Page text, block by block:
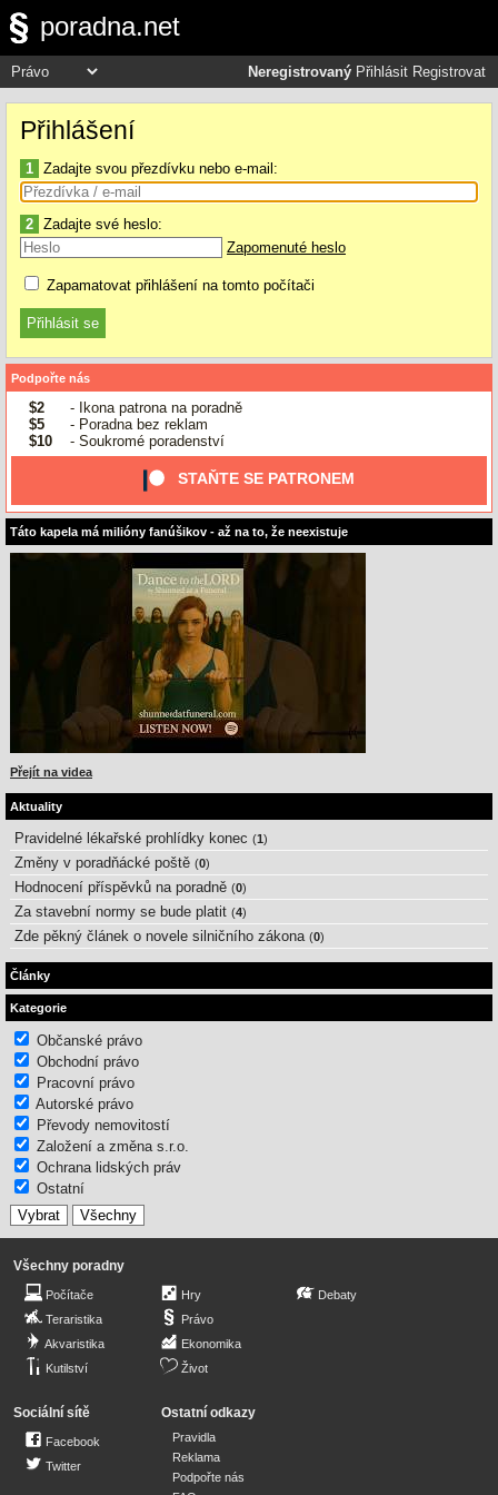
poradna.net
Neregistrovaný Přihlásit Registrovat
Přihlášení
1 Zadajte svou přezdívku nebo e-mail:
2 Zadajte své heslo:
Zapomenuté heslo
Zapamatovat přihlášení na tomto počítači
Podpořte nás
$2
- Ikona patrona na poradně
$5
- Poradna bez reklam
$10
- Soukromé poradenství
STAŇTE SE PATRONEM
Táto kapela má milióny fanúšikov - až na to, že neexistuje
Přejít na videa
Aktuality
Pravidelné lékařské prohlídky konec (1)
Změny v poradňácké poště (0)
Hodnocení příspěvků na poradně (0)
Za stavební normy se bude platit (4)
Zde pěkný článek o novele silničního zákona (0)
Články
Kategorie
Občanské právo
Obchodní právo
Pracovní právo
Autorské právo
Převody nemovitostí
Založení a změna s.r.o.
Ochrana lidských práv
Ostatní
Všechny poradny
Počítače
Teraristika
Akvaristika
Kutilství
Hry
Právo
Ekonomika
Život
Debaty
Sociální sítě
Facebook
Twitter
Ostatní odkazy
Pravidla
Reklama
Podpořte nás